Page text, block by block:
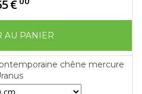
€
AU PANIER
chêne mercure